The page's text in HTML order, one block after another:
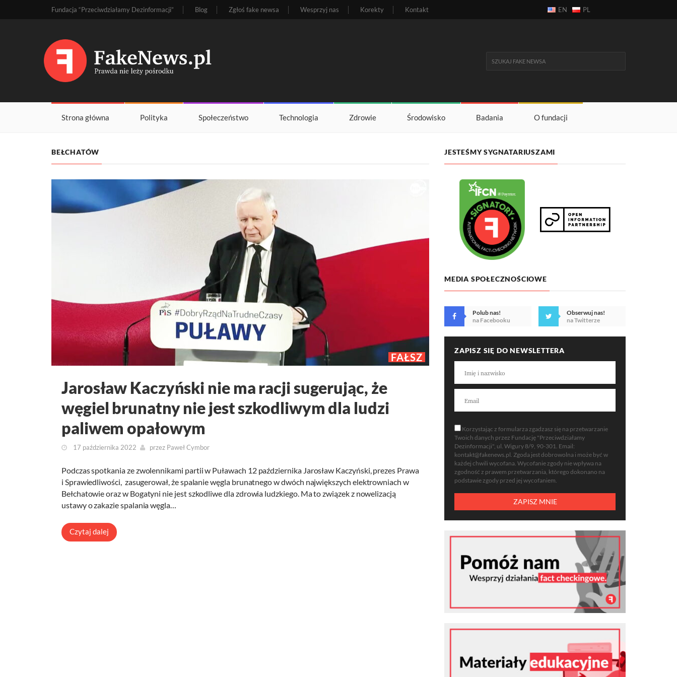
Fundacja “Przeciwdziałamy Dezinformacji” Blog Zgłoś fake newsa Wesprzyj nas Korekty Kontakt EN PL
Strona główna Polityka Społeczeństwo Technologia Zdrowie Środowisko Badania O fundacji
BEŁCHATÓW
FAŁSZ
Jarosław Kaczyński nie ma racji sugerując, że
węgiel brunatny nie jest szkodliwym dla ludzi
paliwem opałowym
17 października 2022 przez Paweł Cymbor
Podczas spotkania ze zwolennikami partii w Puławach 12 października Jarosław Kaczyński, prezes Prawa
i Sprawiedliwości, zasugerował, że spalanie węgla brunatnego w dwóch największych elektrowniach w
Bełchatowie oraz w Bogatyni nie jest szkodliwe dla zdrowia ludzkiego. Ma to związek z nowelizacją
ustawy o zakazie spalania węgla…
Czytaj dalej
JESTEŚMY SYGNATARIUSZAMI
MEDIA SPOŁECZNOŚCIOWE
Polub nas!
na Facebooku
Obserwuj nas!
na Twitterze
ZAPISZ SIĘ DO NEWSLETTERA
Korzystając z formularza zgadzasz się na przetwarzanie
Twoich danych przez Fundację "Przeciwdziałamy
Dezinformacji", ul. Wigury 8/9, 90-301. Email:
kontakt@fakenews.pl. Zgoda jest dobrowolna i może być w
każdej chwili wycofana. Wycofanie zgody nie wpływa na
zgodność z prawem przetwarzania, którego dokonano na
podstawie zgody przed jej wycofaniem.